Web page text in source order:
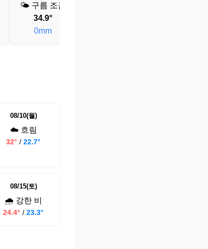
🌤️ 구름 조금
34.9°
0mm
08/10(월)
☁️ 흐림
32° / 22.7°
08/15(토)
🌧️ 강한 비
24.4° / 23.3°